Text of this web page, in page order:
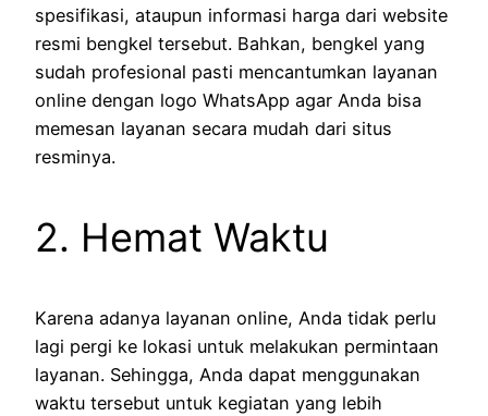
spesifikasi, ataupun informasi harga dari website
resmi bengkel tersebut. Bahkan, bengkel yang
sudah profesional pasti mencantumkan layanan
online dengan logo WhatsApp agar Anda bisa
memesan layanan secara mudah dari situs
resminya.
2. Hemat Waktu
Karena adanya layanan online, Anda tidak perlu
lagi pergi ke lokasi untuk melakukan permintaan
layanan. Sehingga, Anda dapat menggunakan
waktu tersebut untuk kegiatan yang lebih